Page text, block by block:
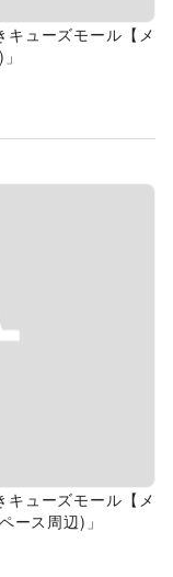
キューズモール【メ
キューズモール【メ
ース周辺)」